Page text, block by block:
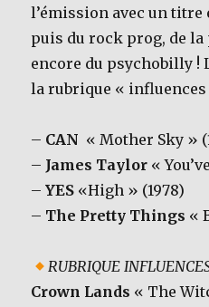
l’émission avec un titre
puis du rock prog, de
encore du psychobilly !
la rubrique « influences
– CAN « Mother Sky »
– James Taylor «
–YES «High » (1978)
– The Pretty Things «
RUBRIQUE
Crown Lands « The